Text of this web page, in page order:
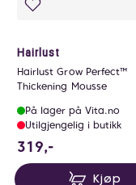
Hairlust
Hairlust Grow Perfect™
Thickening Mousse
På lager på Vita.no
Utilgjengelig i butikk
319,-
Kjøp